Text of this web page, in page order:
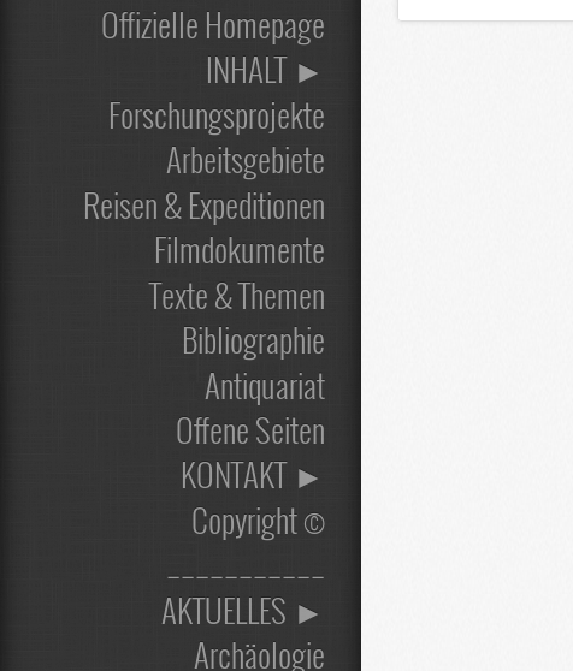
Offizielle Homepage
INHALT ►
Forschungsprojekte
Arbeitsgebiete
Reisen & Expeditionen
Filmdokumente
Texte & Themen
Bibliographie
Antiquariat
Offene Seiten
KONTAKT ►
Copyright ©
___________
AKTUELLES ►
Archäologie